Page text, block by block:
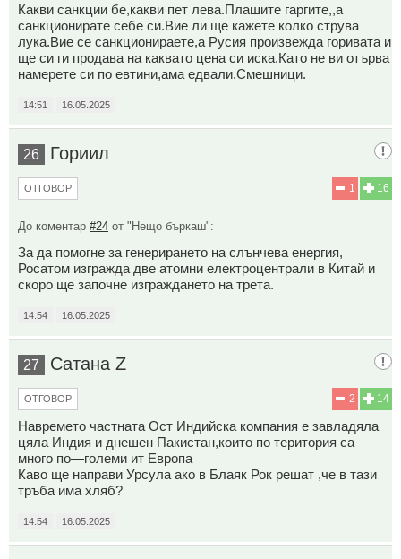
Какви санкции бе,какви пет лева.Плашите гаргите,,а
санкционирате себе си.Вие ли ще кажете колко струва
лука.Вие се санкционираете,а Русия произвежда горивата и
ще си ги продава на каквато цена си иска.Като не ви отърва
намерете си по евтини,ама едвали.Смешници.
14:51 16.05.2025
26 Гориил
16
1
ОТГОВОР
До коментар #24 от "Нещо бъркаш":
За да помогне за генерирането на слънчева енергия,
Росатом изгражда две атомни електроцентрали в Китай и
скоро ще започне изграждането на трета.
14:54 16.05.2025
27 Сатана Z
14
2
ОТГОВОР
Навремето частната Ост Индийска компания е завладяла
цяла Индия и днешен Пакистан,които по територия са
много по—големи ит Европа
Каво ще направи Урсула ако в Блаяк Рок решат ,че в тази
тръба има хляб?
14:54 16.05.2025